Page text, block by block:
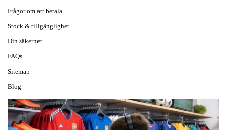
Frågor om att betala
Stock & tillgänglighet
Din säkerhet
FAQs
Sitemap
Blog